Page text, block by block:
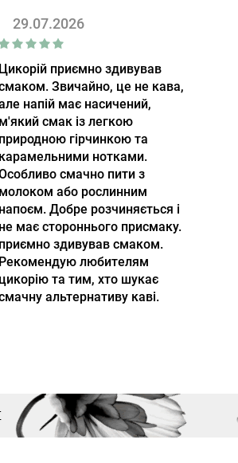
29.07.2026
Цикорій приємно здивував
Звичайно, це не кава,
напій має насичений,
м'який смак із легкою
природною гірчинкою та
карамельними нотками.
смачно пити з
молоком або рослинним
напоєм. Добре розчиняється і
не має стороннього присмаку.
приємно здивував смаком.
Рекомендую любителям
цикорію та тим, хто шукає
альтернативу каві.